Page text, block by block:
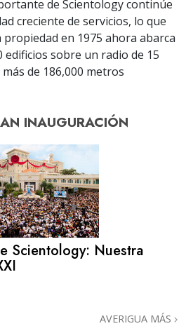
de Scientology continúe
creciente de servicios, lo que
en 1975 ahora abarca
edificios sobre un radio de 15
de 186,000 metros
INAUGURACIÓN
Scientology: Nuestra
AVERIGUA MÁS